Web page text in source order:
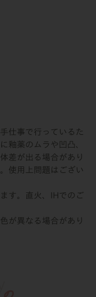
仕事で行っているた
釉薬のムラや凹凸、
差が出る場合があり
使用上問題はござい
す。直火、IHでのご
が異なる場合があり